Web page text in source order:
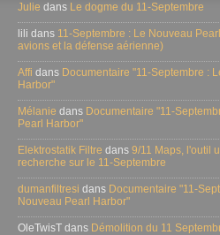
Julie dans Le dogme du 11-Septembre
lili dans 11-Septembre : Le Nouveau
avions et la défense aérienne)
Affi dans Documentaire "11-Septembre :
Harbor"
Mélanie dans Documentaire "11-
Pearl Harbor"
Elektrostatik Filtre dans 9/11 Maps, l'outil
recherche sur le 11-Septembre
dumanfiltresi dans Documentaire "11-
Nouveau Pearl Harbor"
OleTwisT dans Démolition du 11